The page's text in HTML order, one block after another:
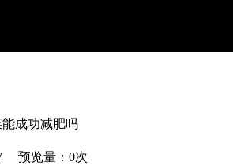
成功减肥吗
预览量：0次